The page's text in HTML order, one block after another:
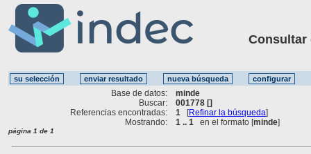
Consultar
Base de datos:
minde
Buscar:
001778 []
Referencias encontradas:
1 [Refinar la búsqueda]
Mostrando:
1 .. 1 en el formato [minde]
página 1 de 1